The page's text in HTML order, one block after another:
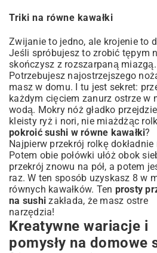
Triki na równe kawałki
Zwijanie to jedno, ale krojenie to
Jeśli spróbujesz to zrobić tępym
skończysz z rozszarpaną miazgą.
Potrzebujesz najostrzejszego
masz w domu. I tu jest sekret:
każdym cięciem zanurz ostrze w
wodą. Mokry nóż gładko
kleisty ryż i nori, nie miażdżąc
pokroić sushi w równe kawałki?
Najpierw przekrój rolkę dokładnie
Potem obie połówki ułóż obok
przekrój znowu na pół, a potem
raz. W ten sposób uzyskasz 8 w
równych kawałków. Ten prosty
na sushi zakłada, że masz ostre
narzędzia!
Kreatywne wariacje i
pomysły na domowe